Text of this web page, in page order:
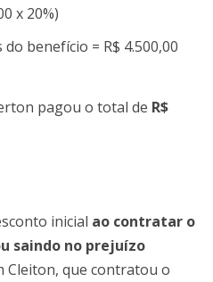
x 20%)
benefício = R$ 4.500,00
pagou o total de R$
inicial ao contratar o
saindo no prejuízo
Cleiton, que contratou o